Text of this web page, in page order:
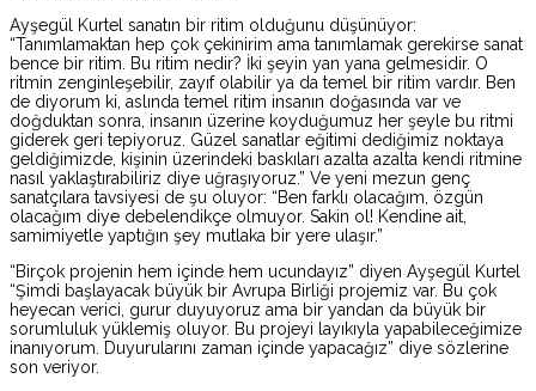
Ayşegül Kurtel sanatın bir ritim olduğunu düşünüyor:
“Tanımlamaktan hep çok çekinirim ama tanımlamak gerekirse sanat
bence bir ritim. Bu ritim nedir? İki şeyin yan yana gelmesidir. O
ritmin zenginleşebilir, zayıf olabilir ya da temel bir ritim vardır. Ben
de diyorum ki, aslında temel ritim insanın doğasında var ve
doğduktan sonra, insanın üzerine koyduğumuz her şeyle bu ritmi
giderek geri tepiyoruz. Güzel sanatlar eğitimi dediğimiz noktaya
geldiğimizde, kişinin üzerindeki baskıları azalta azalta kendi ritmine
nasıl yaklaştırabiliriz diye uğraşıyoruz.” Ve yeni mezun genç
sanatçılara tavsiyesi de şu oluyor: “Ben farklı olacağım, özgün
olacağım diye debelendikçe olmuyor. Sakin ol! Kendine ait,
samimiyetle yaptığın şey mutlaka bir yere ulaşır.”
“Birçok projenin hem içinde hem ucundayız” diyen Ayşegül Kurtel
“Şimdi başlayacak büyük bir Avrupa Birliği projemiz var. Bu çok
heyecan verici, gurur duyuyoruz ama bir yandan da büyük bir
sorumluluk yüklemiş oluyor. Bu projeyi layıkıyla yapabileceğimize
inanıyorum. Duyurularını zaman içinde yapacağız” diye sözlerine
son veriyor.